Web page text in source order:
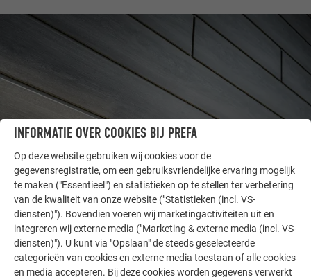
LAAT U INSPIREREN
ANDERE OBJECTEN
De PREFA referentiegallerij laat zien hoe veelzijdig
aluminium kan worden toegepast. Ontdek meer
INFORMATIE OVER COOKIES BIJ PREFA
Op deze website gebruiken wij cookies voor de
gegevensregistratie, om een gebruiksvriendelijke ervaring mogelijk
te maken ("Essentieel") en statistieken op te stellen ter verbetering
van de kwaliteit van onze website ("Statistieken (incl. VS-
diensten)"). Bovendien voeren wij marketingactiviteiten uit en
integreren wij externe media ("Marketing & externe media (incl. VS-
diensten)"). U kunt via "Opslaan" de steeds geselecteerde
categorieën van cookies en externe media toestaan of alle cookies
en media accepteren. Bij deze cookies worden gegevens verwerkt